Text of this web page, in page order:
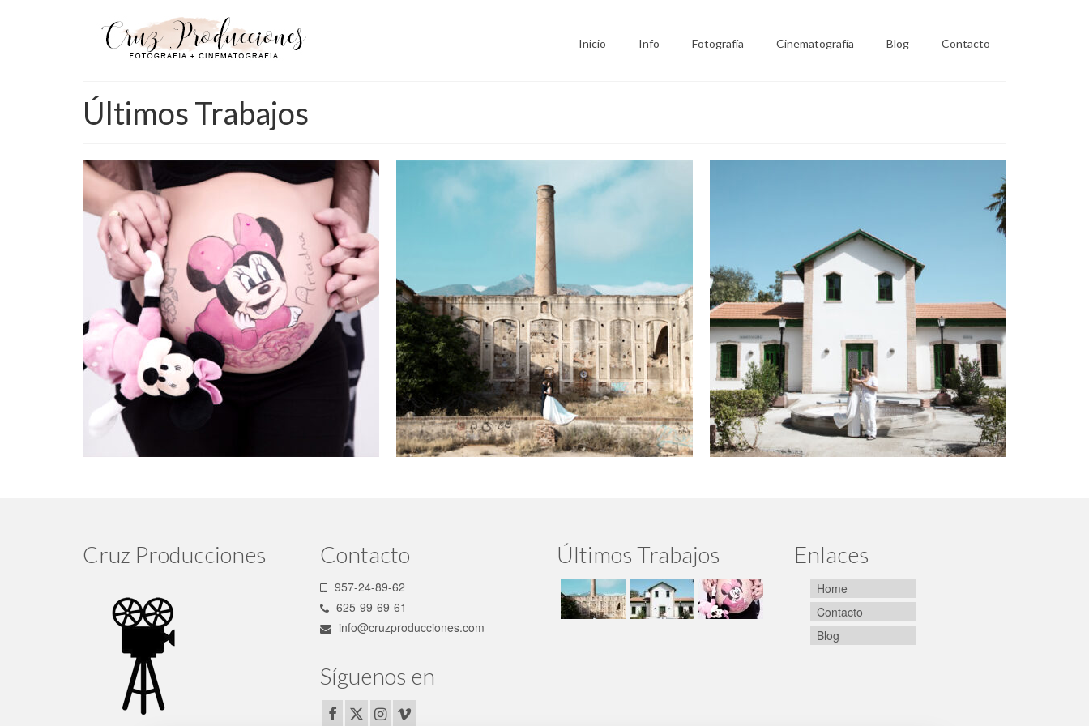
Inicio Info Fotografía Cinematografía Blog Contacto
Últimos Trabajos
Cruz Producciones Contacto
957-24-89-62
625-99-69-61
info@cruzproducciones.com
Síguenos en
Últimos Trabajos Enlaces
Home
Contacto
Blog